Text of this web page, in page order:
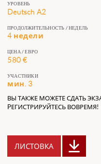
УРОВЕНЬ
Deutsch A2
ПРОДОЛЖИТЕЛЬНОСТЬ / НЕДЕЛЬ
4 недели
ЦЕНА / ЕВРО
580 €
УЧАСТНИКИ
мин. 3
ВЫ ТАКЖЕ МОЖЕТЕ СДАТЬ
PЕГИСТРИРУЙТЕСЬ ВОВРЕМЯ!
ЛИСТОВКА